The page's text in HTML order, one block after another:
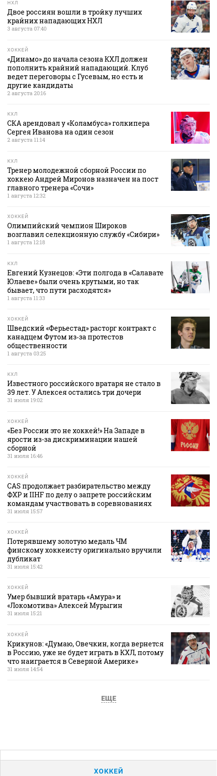
НХЛ
Двое россиян вошли в тройку лучших
крайних нападающих НХЛ
3 августа 07:40
ХОККЕЙ
«Динамо» до начала сезона КХЛ должен
пополнить крайний нападающий. Клуб
ведет переговоры с Гусевым, но есть и
другие кандидаты
2 августа 20:16
КХЛ
СКА арендовал у «Коламбуса» голкипера
Сергея Иванова на один сезон
2 августа 11:14
КХЛ
Тренер молодежной сборной России по
хоккею Андрей Миронов назначен на пост
главного тренера «Сочи»
1 августа 12:32
ХОККЕЙ
Олимпийский чемпион Широков
возглавил селекционную службу «Сибири»
1 августа 12:18
КХЛ
Евгений Кузнецов: «Эти полгода в «Салавате
Юлаеве» были очень крутыми, но так
бывает, что пути расходятся»
1 августа 11:33
ХОККЕЙ
Шведский «Ферьестад» расторг контракт с
канадцем Футом из‑за протестов
общественности
1 августа 03:25
КХЛ
Известного российского вратаря не стало в
39 лет. У Алексея остались три дочери
31 июля 19:02
ХОККЕЙ
«Без России это не хоккей!» На Западе в
ярости из-за дискриминации нашей
сборной
31 июля 16:46
ХОККЕЙ
CAS продолжает разбирательство между
ФХР и IIHF по делу о запрете российским
командам участвовать в соревнованиях
31 июля 15:57
ХОККЕЙ
Потерявшему золотую медаль ЧМ
финскому хоккеисту оригинально вручили
дубликат
31 июля 15:42
ХОККЕЙ
Умер бывший вратарь «Амура» и
«Локомотива» Алексей Мурыгин
31 июля 15:21
ХОККЕЙ
Крикунов: «Думаю, Овечкин, когда вернется
в Россию, уже не будет играть в КХЛ, потому
что наиграется в Северной Америке»
31 июля 14:54
ЕЩЕ
ХОККЕЙ